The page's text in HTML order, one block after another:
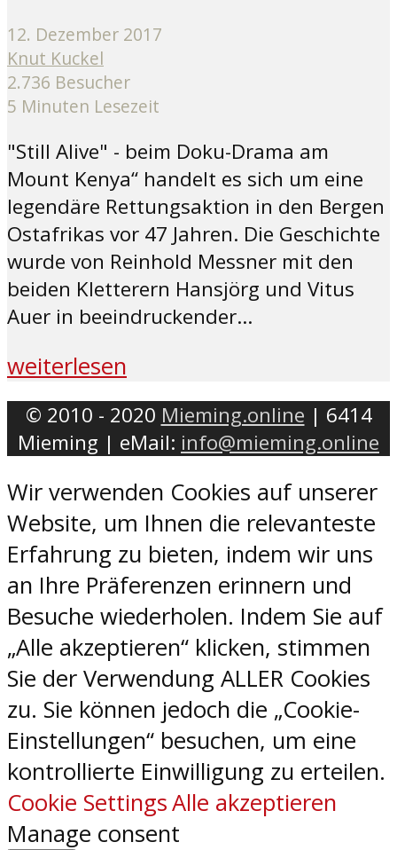
12. Dezember 2017
Knut Kuckel
2.736 Besucher
5 Minuten Lesezeit
"Still Alive" - beim Doku-Drama am
Mount Kenya“ handelt es sich um eine
legendäre Rettungsaktion in den Bergen
Ostafrikas vor 47 Jahren. Die Geschichte
wurde von Reinhold Messner mit den
beiden Kletterern Hansjörg und Vitus
Auer in beeindruckender...
weiterlesen
© 2010 - 2020 Mieming.online | 6414
Mieming | eMail: info@mieming.online
Wir verwenden Cookies auf unserer
Website, um Ihnen die relevanteste
Erfahrung zu bieten, indem wir uns
an Ihre Präferenzen erinnern und
Besuche wiederholen. Indem Sie auf
„Alle akzeptieren“ klicken, stimmen
Sie der Verwendung ALLER Cookies
zu. Sie können jedoch die „Cookie-
Einstellungen“ besuchen, um eine
kontrollierte Einwilligung zu erteilen.
Cookie SettingsAlle akzeptieren
Manage consent